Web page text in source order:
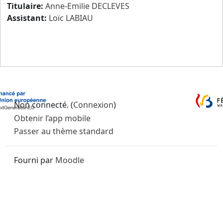
Titulaire: Anne-Emilie DECLEVES
Assistant: Loïc LABIAU
Non connecté. (Connexion)
Obtenir l’app mobile
Passer au thème standard
Fourni par Moodle